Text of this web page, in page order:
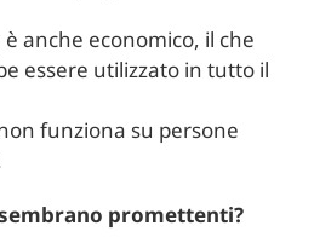
anche economico, il che
essere utilizzato in tutto il
funziona su persone
promettenti?